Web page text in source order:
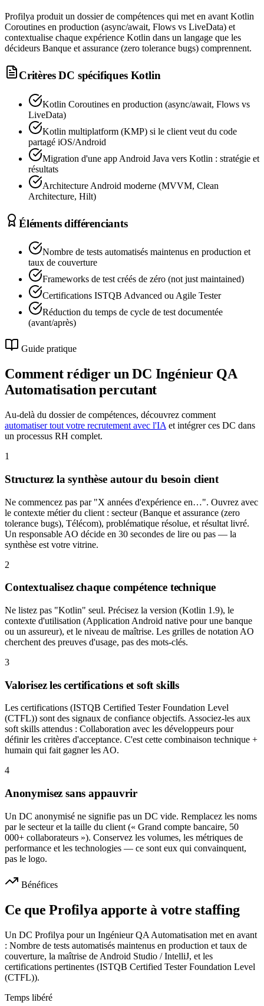
Profilya produit un dossier de compétences qui met en avant Kotlin
Coroutines en production (async/await, Flows vs LiveData) et
contextualise chaque expérience Kotlin dans un langage que les
décideurs Banque et assurance (zero tolerance bugs) comprennent.
Critères DC spécifiques Kotlin
Kotlin Coroutines en production (async/await, Flows vs
LiveData)
Kotlin multiplatform (KMP) si le client veut du code
partagé iOS/Android
Migration d'une app Android Java vers Kotlin : stratégie et
résultats
Architecture Android moderne (MVVM, Clean
Architecture, Hilt)
Éléments différenciants
Nombre de tests automatisés maintenus en production et
taux de couverture
Frameworks de test créés de zéro (not just maintained)
Certifications ISTQB Advanced ou Agile Tester
Réduction du temps de cycle de test documentée
(avant/après)
Guide pratique
Comment rédiger un DC Ingénieur QA
Automatisationpercutant
Au-delà du dossier de compétences, découvrez comment
automatiser tout votre recrutement avec l'IA et intégrer ces DC dans
un processus RH complet.
1
Structurez la synthèse autour du besoin client
Ne commencez pas par "X années d'expérience en…". Ouvrez avec
le contexte métier du client : secteur (Banque et assurance (zero
tolerance bugs), Télécom), problématique résolue, et résultat livré.
Un responsable AO décide en 30 secondes de lire ou pas — la
synthèse est votre vitrine.
2
Contextualisez chaque compétence technique
Ne listez pas "Kotlin" seul. Précisez la version (Kotlin 1.9), le
contexte d'utilisation (Application Android native pour une banque
ou un assureur), et le niveau de maîtrise. Les grilles de notation AO
cherchent des preuves d'usage, pas des mots-clés.
3
Valorisez les certifications et soft skills
Les certifications (ISTQB Certified Tester Foundation Level
(CTFL)) sont des signaux de confiance objectifs. Associez-les aux
soft skills attendus : Collaboration avec les développeurs pour
définir les critères d'acceptance. C'est cette combinaison technique +
humain qui fait gagner les AO.
4
Anonymisez sans appauvrir
Un DC anonymisé ne signifie pas un DC vide. Remplacez les noms
par le secteur et la taille du client (« Grand compte bancaire, 50
000+ collaborateurs »). Conservez les volumes, les métriques de
performance et les technologies — ce sont eux qui convainquent,
pas le logo.
Bénéfices
Ce que Profilya apporte à votre staffing
Un DC Profilya pour un Ingénieur QA Automatisation met en avant
: Nombre de tests automatisés maintenus en production et taux de
couverture, la maîtrise de Android Studio / IntelliJ, et les
certifications pertinentes (ISTQB Certified Tester Foundation Level
(CTFL)).
Temps libéré